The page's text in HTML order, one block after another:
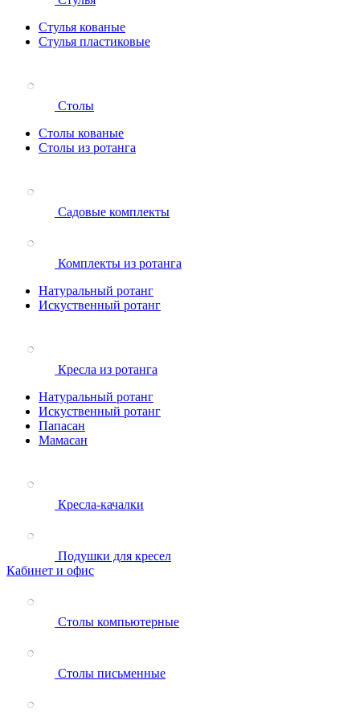
Стулья кованые
Стулья пластиковые
Столы
Столы кованые
Столы из ротанга
Садовые комплекты
Комплекты из ротанга
Натуральный ротанг
Искуственный ротанг
Кресла из ротанга
Натуральный ротанг
Искуственный ротанг
Папасан
Мамасан
Кресла-качалки
Подушки для кресел
Кабинет и офис
Столы компьютерные
Столы письменные